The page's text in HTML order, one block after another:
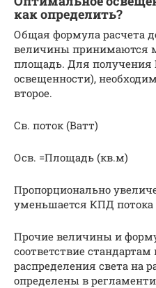
как определить?
Общая формула расчета
величины принимаются
площадь. Для получения
освещенности),
второе.
Св. поток (Ватт)
Осв. =Площадь (кв.м)
Пропорционально
уменьшается КПД потока
Прочие величины и
соответствие
распределения света на
определены в